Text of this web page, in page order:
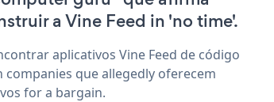
a Vine Feed in 'no time'.
aplicativos Vine Feed de código
que allegedly oferecem
for a bargain.